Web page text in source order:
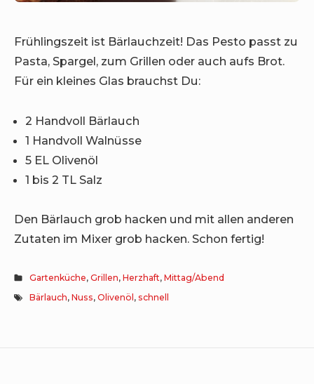
Frühlingszeit ist Bärlauchzeit! Das Pesto passt zu
Pasta, Spargel, zum Grillen oder auch aufs Brot.
Für ein kleines Glas brauchst Du:
2 Handvoll Bärlauch
1 Handvoll Walnüsse
5 EL Olivenöl
1 bis 2 TL Salz
Den Bärlauch grob hacken und mit allen anderen
Zutaten im Mixer grob hacken. Schon fertig!
Gartenküche,Grillen,Herzhaft,Mittag/Abend
Bärlauch,Nuss,Olivenöl ,schnell